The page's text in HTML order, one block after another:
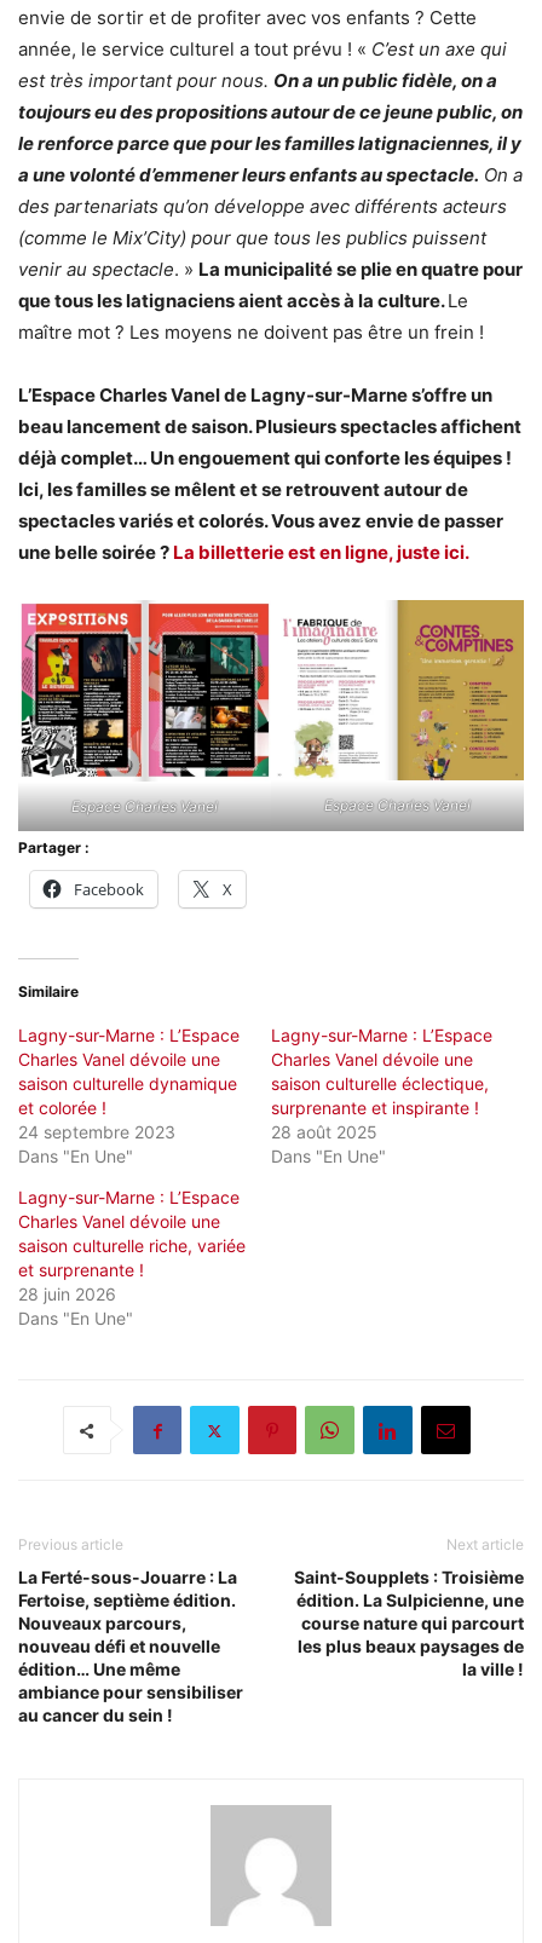
envie de sortir et de profiter avec vos enfants ? Cette
année, le service culturel a tout prévu ! « C’est un axe qui
est très important pour nous. On a un public fidèle, on a
toujours eu des propositions autour de ce jeune public, on
le renforce parce que pour les familles latignaciennes, il y
a une volonté d’emmener leurs enfants au spectacle. On a
des partenariats qu’on développe avec différents acteurs
(comme le Mix’City) pour que tous les publics puissent
venir au spectacle. » La municipalité se plie en quatre pour
que tous les latignaciens aient accès à la culture.Le
maître mot ? Les moyens ne doivent pas être un frein !
L’Espace Charles Vanel de Lagny-sur-Marne s’offre un
beau lancement de saison. Plusieurs spectacles affichent
déjà complet… Un engouement qui conforte les équipes !
Ici, les familles se mêlent et se retrouvent autour de
spectacles variés et colorés. Vous avez envie de passer
une belle soirée ? La billetterie est en ligne, juste ici.
Espace Charles Vanel Espace Charles Vanel
Partager :
Facebook X
Similaire
Lagny-sur-Marne : L’Espace
Charles Vanel dévoile une
saison culturelle dynamique
et colorée !
24 septembre 2023
Dans "En Une"
Lagny-sur-Marne : L’Espace
Charles Vanel dévoile une
saison culturelle éclectique,
surprenante et inspirante !
28 août 2025
Dans "En Une"
Lagny-sur-Marne : L’Espace
Charles Vanel dévoile une
saison culturelle riche, variée
et surprenante !
28 juin 2026
Dans "En Une"
Previous article
La Ferté-sous-Jouarre : La
Fertoise, septième édition.
Nouveaux parcours,
nouveau défi et nouvelle
édition… Une même
ambiance pour sensibiliser
au cancer du sein !
Next article
Saint-Soupplets : Troisième
édition. La Sulpicienne, une
course nature qui parcourt
les plus beaux paysages de
la ville !